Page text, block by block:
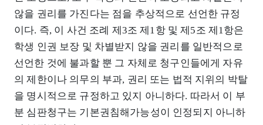
않을 권리를 가진다는 점을 추상적으로 선언한 규정
이다. 즉, 이 사건 조례 제3조 제1항 및 제5조 제1항은
학생 인권 보장 및 차별받지 않을 권리를 일반적으로
선언한 것에 불과할 뿐 그 자체로 청구인들에게 자유
의 제한이나 의무의 부과, 권리 또는 법적 지위의 박탈
을 명시적으로 규정하고 있지 아니하다. 따라서 이 부
분 심판청구는 기본권침해가능성이 인정되지 아니하